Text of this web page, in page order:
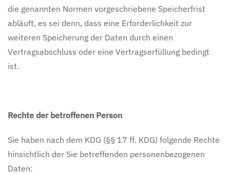
die genannten Normen vorgeschriebene Speicherfrist
abläuft, es sei denn, dass eine Erforderlichkeit zur
weiteren Speicherung der Daten durch einen
Vertragsabschluss oder eine Vertragserfüllung bedingt
ist.
Rechte der betroffenen Person
Sie haben nach dem KDG (§§ 17 ff. KDG) folgende Rechte
hinsichtlich der Sie betreffenden personenbezogenen
Daten: